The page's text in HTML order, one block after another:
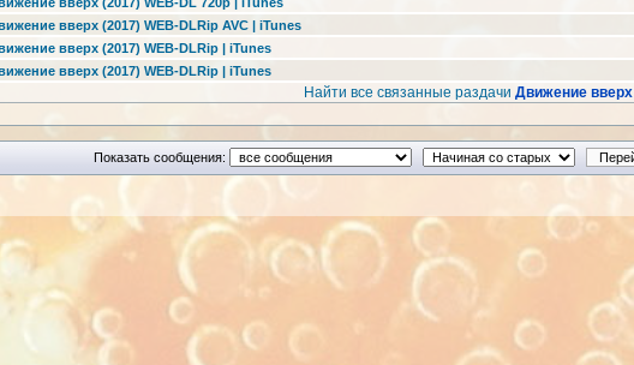
вверх (2017) WEB-DLRip AVC | iTunes
вверх (2017) WEB-DLRip | iTunes
вверх (2017) WEB-DLRip | iTunes
Найти все связанные раздачиДвижение вверх
Показать сообщения: